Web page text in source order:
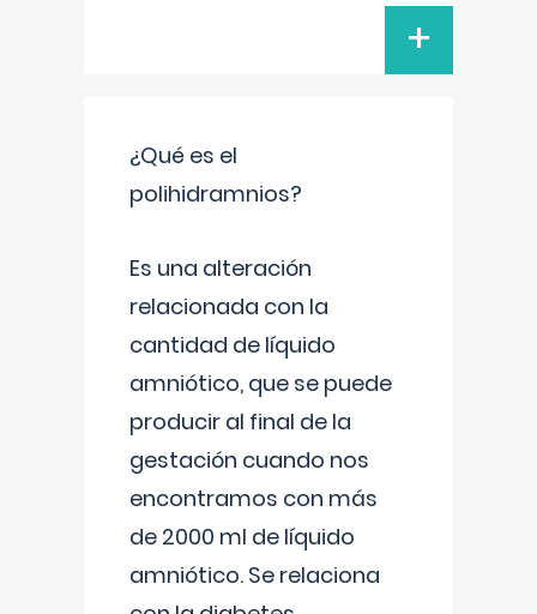
+
¿Qué es el
polihidramnios?
Es una alteración
relacionada con la
cantidad de líquido
amniótico, que se puede
producir al final de la
gestación cuando nos
encontramos con más
de 2000 ml de líquido
amniótico. Se relaciona